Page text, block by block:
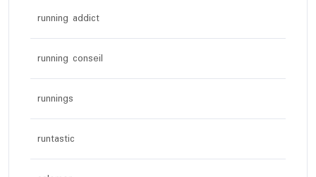
running addict
running conseil
runnings
runtastic